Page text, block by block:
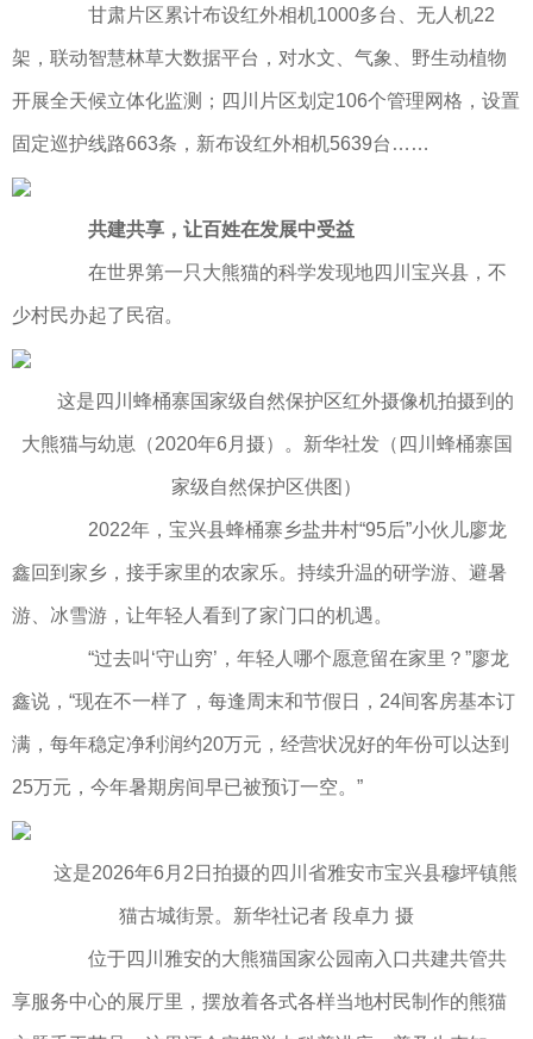
甘肃片区累计布设红外相机1000多台、无人机22
架，联动智慧林草大数据平台，对水文、气象、野生动植物
开展全天候立体化监测；四川片区划定106个管理网格，设置
固定巡护线路663条，新布设红外相机5639台……
共建共享，让百姓在发展中受益
在世界第一只大熊猫的科学发现地四川宝兴县，不
少村民办起了民宿。
这是四川蜂桶寨国家级自然保护区红外摄像机拍摄到的
大熊猫与幼崽（2020年6月摄）。新华社发（四川蜂桶寨国
家级自然保护区供图）
2022年，宝兴县蜂桶寨乡盐井村“95后”小伙儿廖龙
鑫回到家乡，接手家里的农家乐。持续升温的研学游、避暑
游、冰雪游，让年轻人看到了家门口的机遇。
“过去叫‘守山穷’，年轻人哪个愿意留在家里？”廖龙
鑫说，“现在不一样了，每逢周末和节假日，24间客房基本订
满，每年稳定净利润约20万元，经营状况好的年份可以达到
25万元，今年暑期房间早已被预订一空。”
这是2026年6月2日拍摄的四川省雅安市宝兴县穆坪镇熊
猫古城街景。新华社记者 段卓力 摄
位于四川雅安的大熊猫国家公园南入口共建共管共
享服务中心的展厅里，摆放着各式各样当地村民制作的熊猫